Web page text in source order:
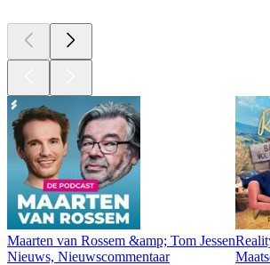
Maarten van Rossem &amp; Tom Jessen
Nieuws, Nieuwscommentaar